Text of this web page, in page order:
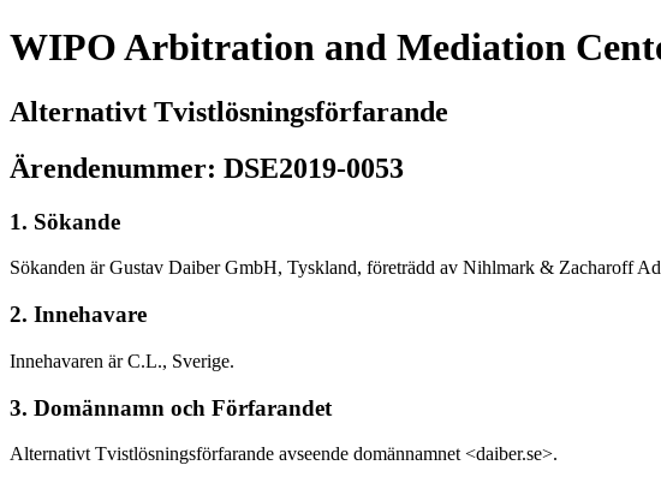
WIPO Arbitration and Mediation
Alternativt Tvistlösningsförfarande
Ärendenummer: DSE2019-0053
1. Sökande
Sökanden är Gustav Daiber GmbH, Tyskland, företrädd av Nihlmark & Zacharoff
2. Innehavare
Innehavaren är C.L., Sverige.
3. Domännamn och Förfarandet
Alternativt Tvistlösningsförfarande avseende domännamnet <daiber.se>.